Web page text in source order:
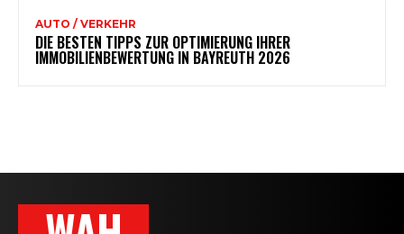
AUTO / VERKEHR
DIE BESTEN TIPPS ZUR OPTIMIERUNG IHRER
IMMOBILIENBEWERTUNG IN BAYREUTH 2026